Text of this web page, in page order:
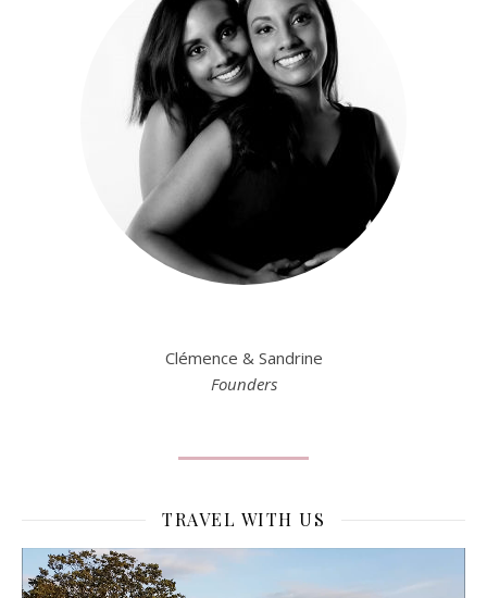
Clémence & Sandrine
Founders
TRAVEL WITH US
Lecteur
vidéo